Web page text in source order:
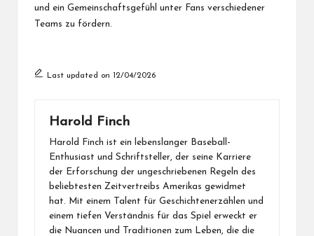
und ein Gemeinschaftsgefühl unter Fans verschiedener
Teams zu fördern.
Last updated on 12/04/2026
Harold Finch
Harold Finch ist ein lebenslanger Baseball-
Enthusiast und Schriftsteller, der seine Karriere
der Erforschung der ungeschriebenen Regeln des
beliebtesten Zeitvertreibs Amerikas gewidmet
hat. Mit einem Talent für Geschichtenerzählen und
einem tiefen Verständnis für das Spiel erweckt er
die Nuancen und Traditionen zum Leben, die die